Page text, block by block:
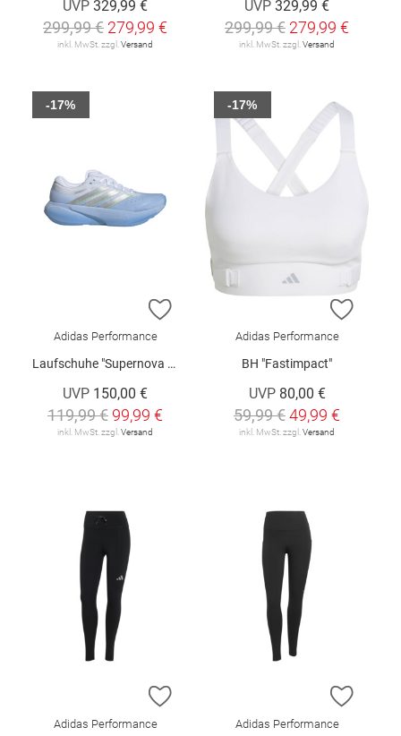
UVP 329,99 €
299,99 € 279,99 €
inkl. MwSt. zzgl. Versand
UVP 329,99 €
299,99 € 279,99 €
inkl. MwSt. zzgl. Versand
ZUR WUNSCHLISTE HINZUFÜGEN
Adidas Performance
Laufschuhe "Supernova Rise 3 W"
UVP 150,00 €
119,99 € 99,99 €
inkl. MwSt. zzgl. Versand
-17%
ZUR
Adidas Performance
BH "Fastimpact"
UVP 80,00 €
59,99 €49,99 €
inkl. MwSt. zzgl. Versand
-17%
ZUR WUNSCHLISTE HINZUFÜGEN
Adidas Performance
ZUR
Adidas Performance